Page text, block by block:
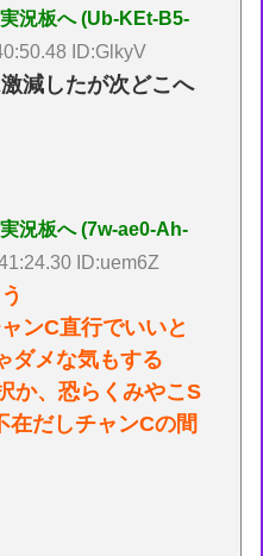
況板へ (Ub-KEt-B5-
ID:GlkyV
減したが次どこへ
況板へ (7w-ae0-Ah-
ID:uem6Z
ンC直行でいいと
ダメな気もする
か、恐らくみやこS
在だしチャンCの間